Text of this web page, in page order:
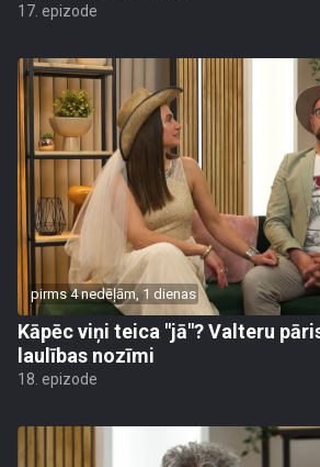
17. epizode
pirms 4 nedēļām, 1 dienas
Kāpēc viņi teica "jā"? Valteru
laulības nozīmi
18. epizode